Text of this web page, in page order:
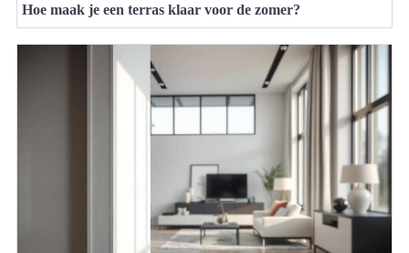
Hoe maak je een terras klaar voor de zomer?